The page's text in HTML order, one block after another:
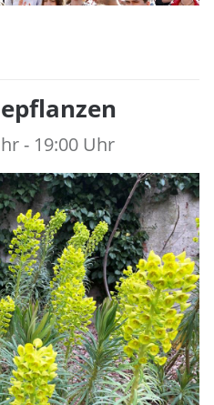
- 19:00 Uhr